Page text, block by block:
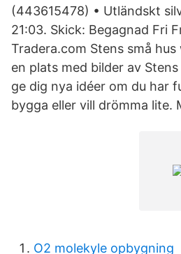
(443615478) • Utländskt
21:03. Skick: Begagnad Fri
Tradera.com Stens små
en plats med bilder av
ge dig nya idéer om du har
bygga eller vill drömma lite.
O2 molekyle opbygning